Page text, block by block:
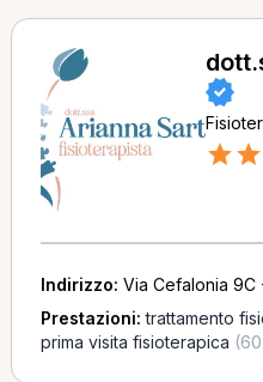
Indirizzo: Via Cefalonia 9C
Prestazioni:trattamento
prima visita fisioterapica